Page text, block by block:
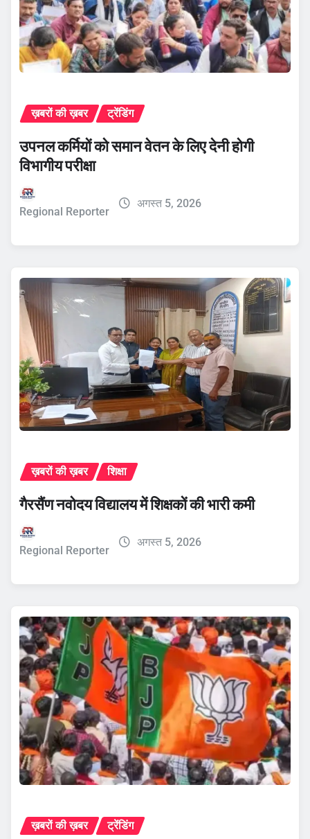
ख़बरों की ख़बर ट्रेंडिंग
उपनल कर्मियों को समान वेतन के लिए देनी होगी
विभागीय परीक्षा
Regional Reporter
अगस्त 5, 2026
ख़बरों की ख़बर शिक्षा
गैरसैंण नवोदय विद्यालय में शिक्षकों की भारी कमी
Regional Reporter
अगस्त 5, 2026
ख़बरों की ख़बर ट्रेंडिंग